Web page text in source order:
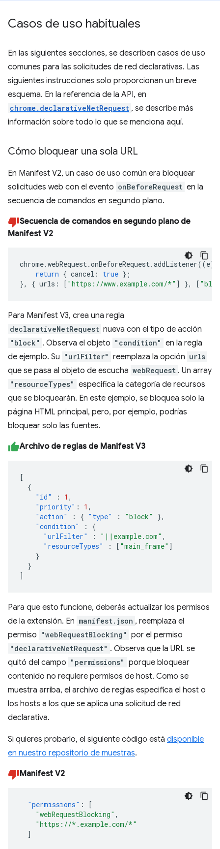
Casos de uso habituales
En las siguientes secciones, se describen casos de uso
comunes para las solicitudes de red declarativas. Las
siguientes instrucciones solo proporcionan un breve
esquema. En la referencia de la API, en
chrome.declarativeNetRequest , se describe más
información sobre todo lo que se menciona aquí.
Cómo bloquear una sola URL
En Manifest V2, un caso de uso común era bloquear
solicitudes web con el evento onBeforeRequest en la
secuencia de comandos en segundo plano.
Secuencia de comandos en segundo plano de
Manifest V2
chrome.webRequest.onBeforeRequest.addListener((e)
return { cancel : true };
},
{ urls : [ "https://www.example.com/*" ] }, [
Para Manifest V3, crea una regla
declarativeNetRequest nueva con el tipo de acción
"block" . Observa el objeto "condition" en la regla
de ejemplo. Su "urlFilter" reemplaza la opción urls
que se pasa al objeto de escucha webRequest . Un array
"resourceTypes" especifica la categoría de recursos
que se bloquearán. En este ejemplo, se bloquea solo la
página HTML principal, pero, por ejemplo, podrías
bloquear solo las fuentes.
Archivo de reglas de Manifest V3
[
{
"id"
: 1 ,
"priority" : 1 ,
"action"
: { "type" : "block"
},
"condition"
:
{
"urlFilter"
: "||example.com" ,
"resourceTypes"
: [ "main_frame" ]
}
}
]
Para que esto funcione, deberás actualizar los permisos
de la extensión. En manifest.json , reemplaza el
permiso "webRequestBlocking" por el permiso
"declarativeNetRequest" . Observa que la URL se
quitó del campo "permissions" porque bloquear
contenido no requiere permisos de host. Como se
muestra arriba, el archivo de reglas especifica el host o
los hosts a los que se aplica una solicitud de red
declarativa.
Si quieres probarlo, el siguiente código está disponible
en nuestro repositorio de muestras.
Manifest V2
"permissions" :
[
"webRequestBlocking" ,
"https://*.example.com/*"
]